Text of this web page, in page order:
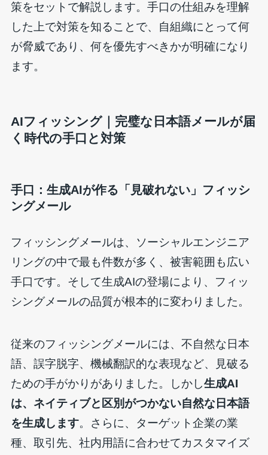
策をセットで解説します。手口の仕組みを理解
した上で対策を知ることで、自組織にとって何
が脅威であり、何を優先すべきかが明確になり
ます。
AIフィッシング｜完璧な日本語メールが届
く時代の手口と対策
手口：生成AIが作る「見破れない」フィッシ
ングメール
フィッシングメールは、ソーシャルエンジニア
リングの中で最も件数が多く、被害範囲も広い
手口です。そして生成AIの登場により、フィッ
シングメールの品質が根本的に変わりました。
従来のフィッシングメールには、不自然な日本
語、誤字脱字、機械翻訳的な表現など、見破る
ための手がかりがありました。しかし生成AI
は、ネイティブと区別がつかない自然な日本語
を生成します。さらに、ターゲット企業の業
種、取引先、社内用語に合わせてカスタマイズ